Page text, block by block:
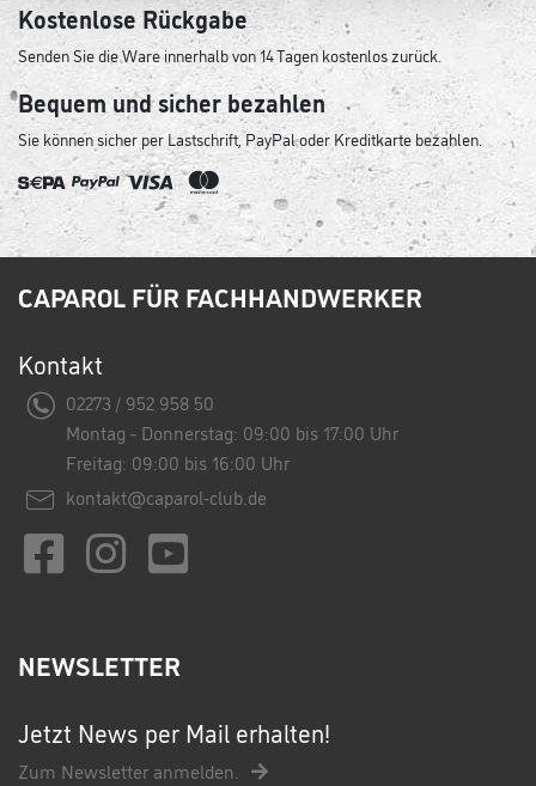
Kostenlose Rückgabe
Senden Sie die Ware innerhalb von 14 Tagen kostenlos zurück.
Bequem und sicher bezahlen
Sie können sicher per Lastschrift, PayPal oder Kreditkarte bezahlen.
CAPAROL FÜR FACHHANDWERKER
Kontakt
02273 / 952 958 50
Montag - Donnerstag: 09:00 bis 17:00 Uhr
Freitag: 09:00 bis 16:00 Uhr
kontakt@caparol-club.de
NEWSLETTER
Jetzt News per Mail erhalten!
Zum Newsletter anmelden.